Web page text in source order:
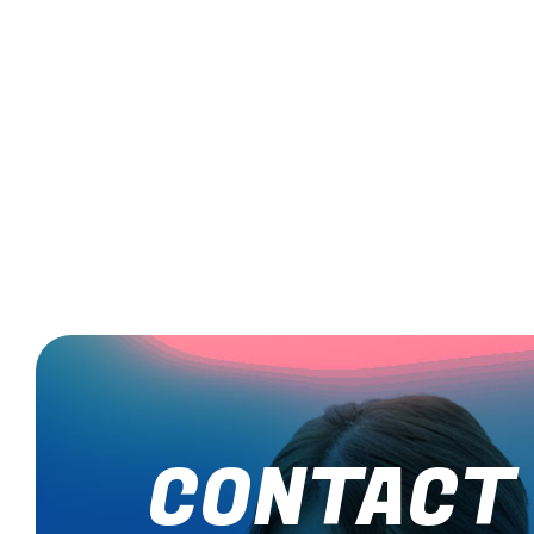
CONTACT